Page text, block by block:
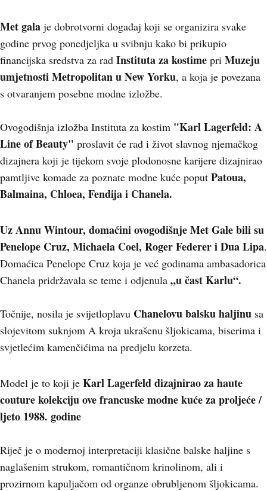
Met gala je dobrotvorni događaj koji se organizira svake
godine prvog ponedjeljka u svibnju kako bi prikupio
financijska sredstva za rad Instituta za kostime pri Muzeju
umjetnosti Metropolitan u New Yorku, a koja je povezana
s otvaranjem posebne modne izložbe.
Ovogodišnja izložba Instituta za kostim "Karl Lagerfeld: A
Line of Beauty" proslavit će rad i život slavnog njemačkog
dizajnera koji je tijekom svoje plodonosne karijere dizajnirao
pamtljive komade za poznate modne kuće poput Patoua,
Balmaina, Chloea, Fendija i Chanela.
Uz Annu Wintour, domaćini ovogodišnje Met Gale bili su
Penelope Cruz, Michaela Coel, Roger Federer i Dua Lipa.
Domaćica Penelope Cruz koja je već godinama ambasadorica
Chanela pridržavala se teme i odjenula „u čast Karlu“.
Točnije, nosila je svijetloplavu Chanelovu balsku haljinu sa
slojevitom suknjom A kroja ukrašenu šljokicama, biserima i
svjetlećim kamenčićima na predjelu korzeta.
Model je to koji je Karl Lagerfeld dizajnirao za haute
couture kolekciju ove francuske modne kuće za proljeće /
ljeto 1988. godine
Riječ je o modernoj interpretaciji klasične balske haljine s
naglašenim strukom, romantičnom krinolinom, ali i
prozirnom kapuljačom od organze obrubljenom šljokicama.